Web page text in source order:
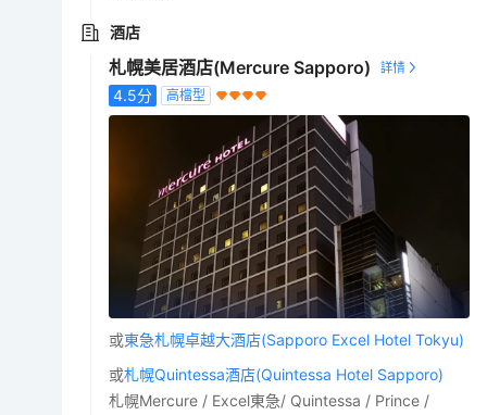
酒店
札幌美居酒店(Mercure Sapporo)
4.5分 高檔型
或東急札幌卓越大酒店(Sapporo Excel Hotel Tokyu)
或札幌Quintessa酒店(Quintessa Hotel Sapporo)
札幌Mercure / Excel東急/ Quintessa / Prince /